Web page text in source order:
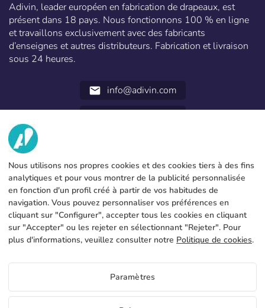
Adivin, leader européen en fabrication de drapeaux, est
présent dans 18 pays. Nous fonctionnons 100 % en ligne
et travaillons exclusivement avec des fabricants
d’enseignes et autres distributeurs. Fabrication et livraison
sous 24 heures.
email info@adivin.com
NOUS
Fabrique
Contact
Blog
SERVICES
Modes de paiement
Production et livraison
FAQs
INFORMATION LÉGALE
Avis légal
Conditions générales
Utilisation des cookies
Politique de confidentialité
FR
Nous utilisons nos propres cookies et des cookies tiers à des fins
analytiques et pour vous montrer de la publicité personnalisée
en fonction d'un profil créé à partir de vos habitudes de
navigation. Vous pouvez personnaliser vos préférences en
cliquant sur "Configurer", accepter tous les cookies en cliquant
sur "Accepter" ou les rejeter en sélectionnant "Rejeter". Pour
plus d'informations, veuillez consulter notre Politique de cookies.
Paramètres